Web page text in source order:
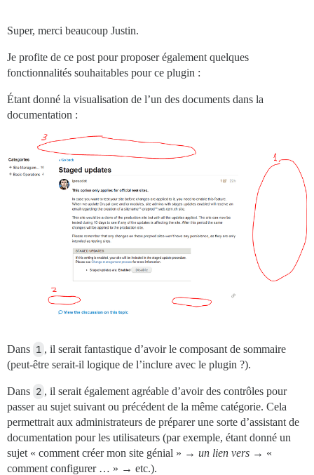
Super, merci beaucoup Justin.
Je profite de ce post pour proposer également quelques
fonctionnalités souhaitables pour ce plugin :
Étant donné la visualisation de l’un des documents dans la
documentation :
Dans 1 , il serait fantastique d’avoir le composant de sommaire
(peut-être serait-il logique de l’inclure avec le plugin ?).
Dans 2 , il serait également agréable d’avoir des contrôles pour
passer au sujet suivant ou précédent de la même catégorie. Cela
permettrait aux administrateurs de préparer une sorte d’assistant de
documentation pour les utilisateurs (par exemple, étant donné un
sujet « comment créer mon site génial » → un lien vers → «
comment configurer … » → etc.).